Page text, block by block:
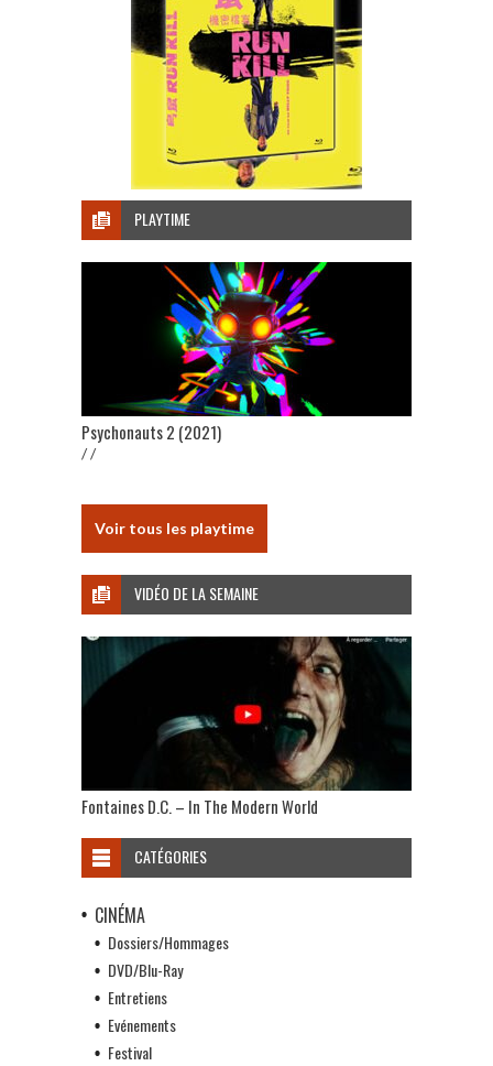
PLAYTIME
Psychonauts 2 (2021)
/ /
Voir tous les playtime
VIDÉO DE LA SEMAINE
Fontaines D.C. – In The Modern World
CATÉGORIES
CINÉMA
Dossiers/Hommages
DVD/Blu-Ray
Entretiens
Evénements
Festival